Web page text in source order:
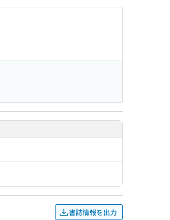
書誌情報を出力